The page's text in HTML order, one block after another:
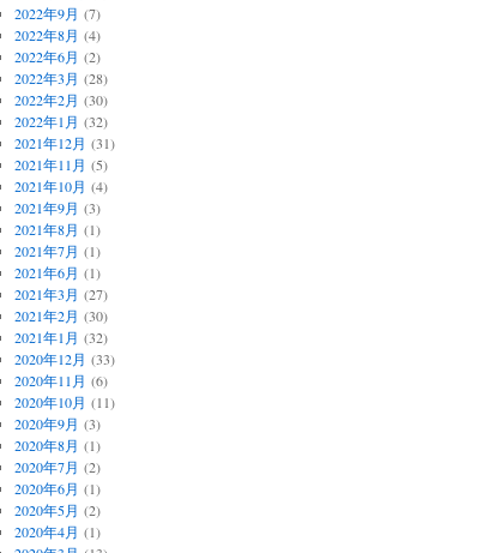
2022年9月 (7)
2022年8月 (4)
2022年6月 (2)
2022年3月 (28)
2022年2月 (30)
2022年1月 (32)
2021年12月 (31)
2021年11月 (5)
2021年10月 (4)
2021年9月 (3)
2021年8月 (1)
2021年7月 (1)
2021年6月 (1)
2021年3月 (27)
2021年2月 (30)
2021年1月 (32)
2020年12月 (33)
2020年11月 (6)
2020年10月 (11)
2020年9月 (3)
2020年8月 (1)
2020年7月 (2)
2020年6月 (1)
2020年5月 (2)
2020年4月 (1)